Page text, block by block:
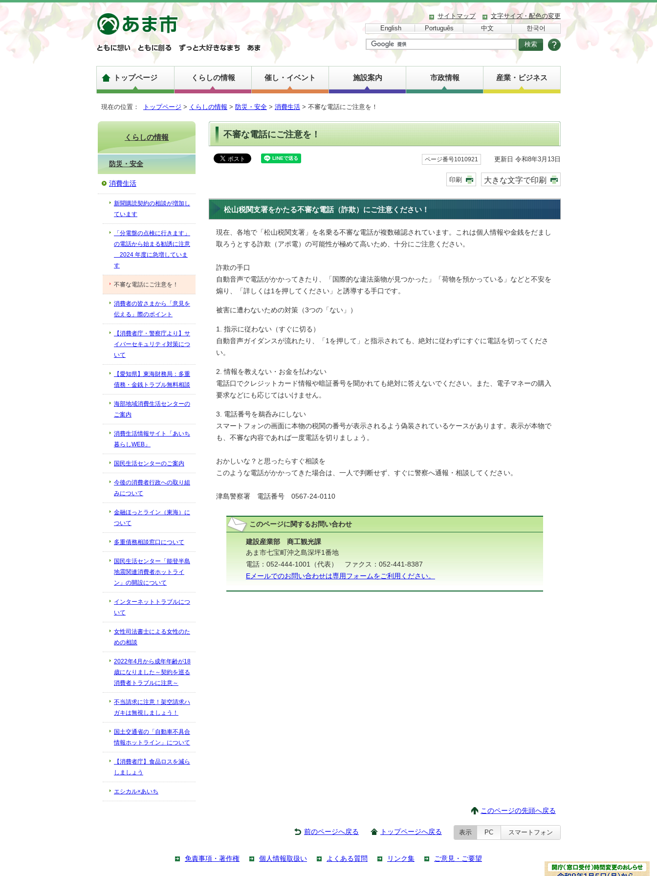
サイトマップ
文字サイズ・配色の変更
English
Português 中文 한국어
トップページ くらしの情報 催し・イベント 施設案内 市政情報 産業・ビジネス
現在の位置： トップページ > くらしの情報 > 防災・安全 > 消費生活 > 不審な電話にご注意を！
不審な電話にご注意を！
ページ番号1010921 更新日 令和8年3月13日
印刷 大きな文字で印刷
松山税関支署をかたる不審な電話（詐欺）にご注意ください！
現在、各地で「松山税関支署」を名乗る不審な電話が複数確認されています。これは個人情報や金銭をだまし
取ろうとする詐欺（アポ電）の可能性が極めて高いため、十分にご注意ください。
詐欺の手口
自動音声で電話がかかってきたり、「国際的な違法薬物が見つかった」「荷物を預かっている」などと不安を
煽り、「詳しくは1を押してください」と誘導する手口です。
被害に遭わないための対策（3つの「ない」）
1. 指示に従わない（すぐに切る）
自動音声ガイダンスが流れたり、「1を押して」と指示されても、絶対に従わずにすぐに電話を切ってくださ
い。
2. 情報を教えない・お金を払わない
電話口でクレジットカード情報や暗証番号を聞かれても絶対に答えないでください。また、電子マネーの購入
要求などにも応じてはいけません。
3. 電話番号を鵜呑みにしない
スマートフォンの画面に本物の税関の番号が表示されるよう偽装されているケースがあります。表示が本物で
も、不審な内容であれば一度電話を切りましょう。
おかしいな？と思ったらすぐ相談を
このような電話がかかってきた場合は、一人で判断せず、すぐに警察へ通報・相談してください。
津島警察署 電話番号 0567-24-0110
このページに関するお問い合わせ
建設産業部 商工観光課
あま市七宝町沖之島深坪1番地
電話：052-444-1001（代表） ファクス：052-441-8387
Eメールでのお問い合わせは専用フォームをご利用ください。
くらしの情報
防災・安全
消費生活
新聞購読契約の相談が増加し
ています
「分電盤の点検に行きます」
の電話から始まる勧誘に注意
2024 年度に急増していま
す
不審な電話にご注意を！
消費者の皆さまから「意見を
伝える」際のポイント
【消費者庁・警察庁より】サ
イバーセキュリティ対策につ
いて
【愛知県】東海財務局：多重
債務・金銭トラブル無料相談
海部地域消費生活センターの
ご案内
消費生活情報サイト「あいち
暮らしWEB」
国民生活センターのご案内
今後の消費者行政への取り組
みについて
金融ほっとライン（東海）に
ついて
多重債務相談窓口について
国民生活センター「能登半島
地震関連消費者ホットライ
ン」の開設について
インターネットトラブルにつ
いて
女性司法書士による女性のた
めの相談
2022年4月から成年年齢が18
歳になりました～契約を巡る
消費者トラブルに注意～
不当請求に注意！架空請求ハ
ガキは無視しましょう！
国土交通省の「自動車不具合
情報ホットライン」について
【消費者庁】食品ロスを減ら
しましょう
エシカル×あいち
このページの先頭へ戻る
前のページへ戻る トップページへ戻る 表示 PC スマートフォン
免責事項・著作権 個人情報取扱い よくある質問 リンク集 ご意見・ご要望